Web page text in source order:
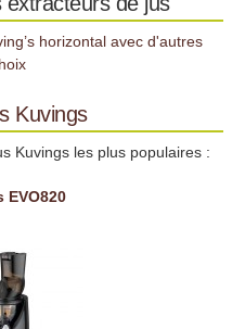
horizontal avec d'autres
Kuvings
Kuvings les plus populaires :
EVO820